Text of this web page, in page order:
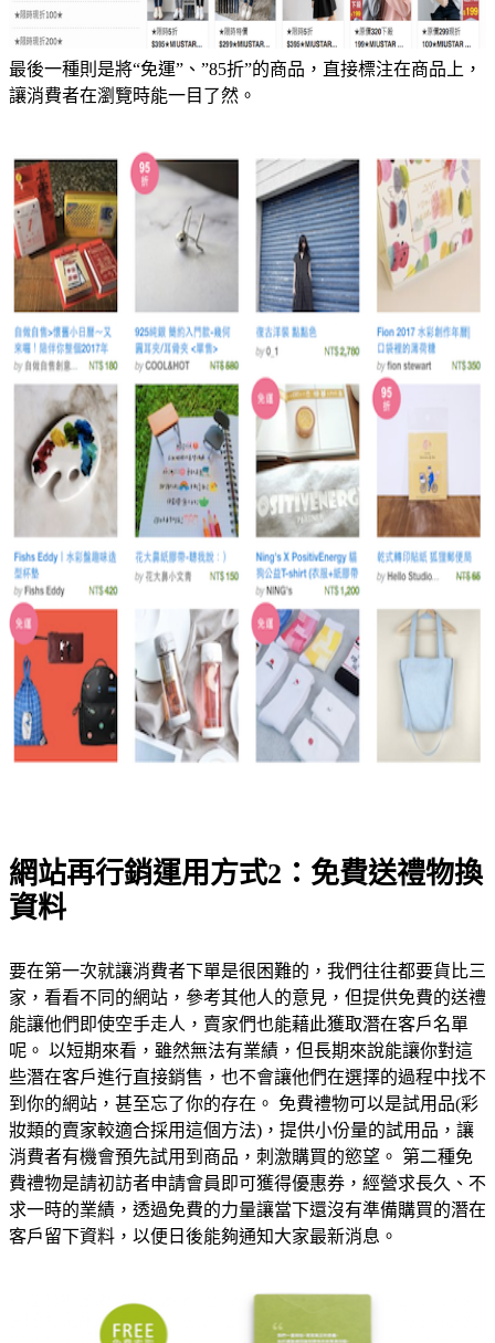
最後一種則是將“免運”、”85折”的商品，直接標注在商品上，
讓消費者在瀏覽時能一目了然。
網站再行銷運用方式2：免費送禮物換
資料
要在第一次就讓消費者下單是很困難的，我們往往都要貨比三
家，看看不同的網站，參考其他人的意見，但提供免費的送禮
能讓他們即使空手走人，賣家們也能藉此獲取潛在客戶名單
呢。 以短期來看，雖然無法有業績，但長期來說能讓你對這
些潛在客戶進行直接銷售，也不會讓他們在選擇的過程中找不
到你的網站，甚至忘了你的存在。 免費禮物可以是試用品(彩
妝類的賣家較適合採用這個方法)，提供小份量的試用品，讓
消費者有機會預先試用到商品，刺激購買的慾望。 第二種免
費禮物是請初訪者申請會員即可獲得優惠券，經營求長久、不
求一時的業績，透過免費的力量讓當下還沒有準備購買的潛在
客戶留下資料，以便日後能夠通知大家最新消息。